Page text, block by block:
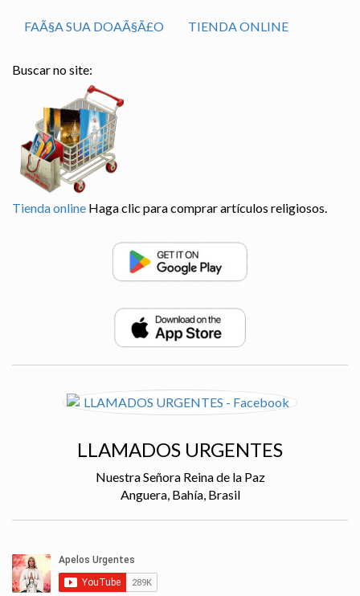
FAÃ§A SUA DOAÃ§Ã£O TIENDA ONLINE
Buscar no site:
Tienda online Haga clic para comprar artículos religiosos.
LLAMADOS URGENTES
Nuestra Señora Reina de la Paz
Anguera, Bahía, Brasil